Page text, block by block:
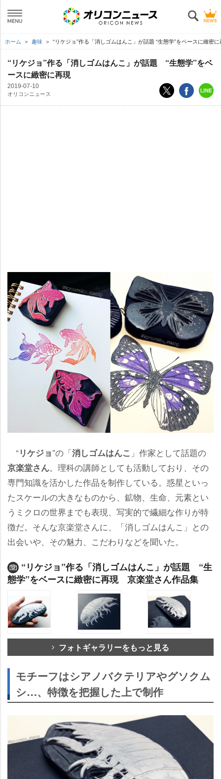
ホーム 趣味 “リケジョ”作る「消しゴムはんこ」が話題 “生態学”をベースに緻密
“リケジョ”作る「消しゴムはんこ」が話題 “生態学”をベ
ースに緻密に再現
2019-07-10
オリコンニュース
“ リケジョ”の「消しゴムはんこ 」作家として話題の
京楽堂さん。理科の講師としても活動しており、その
専門知識を活かした作品を制作している。惑星といっ
たスケールの大きなものから、鉱物、生命、元素とい
うミクロの世界までも表現、写実的で繊細な作りが特
徴だ。そんな京楽堂さんに、「消しゴムはんこ」との
出会いや、その魅力、こだわりなどを聞いた。
“リケジョ”作る「消しゴムはんこ」が話題 “生
態学”をベースに緻密に再現 京楽堂さん作品集
フォトギャラリーをもっと見る
モチーフはシアノバクテリアやグソクム
シ…、特徴を把握した上で制作